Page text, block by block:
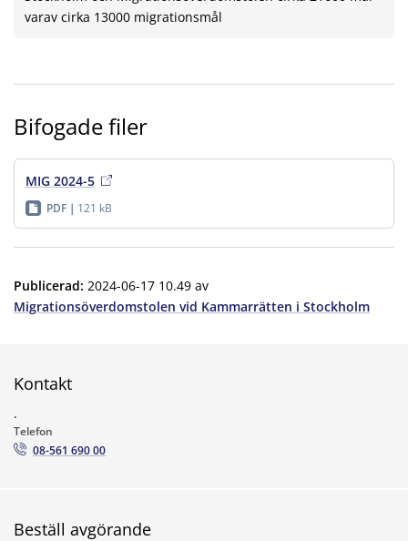
varav cirka 13000 migrationsmål
Bifogade filer
MIG 2024-5
PDF 121 kB
Publicerad: 2024-06-17 10.49 av
Migrationsöverdomstolen vid Kammarrätten i Stockholm
Kontakt
.
Telefon
08-561 690 00
Beställ avgörande